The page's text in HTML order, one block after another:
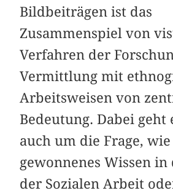
Bildbeiträgen ist das
Zusammenspiel von
Verfahren der
Vermittlung mit
Arbeitsweisen von
Bedeutung. Dabei geht
auch um die Frage, wie
gewonnenes Wissen
der Sozialen Arbeit